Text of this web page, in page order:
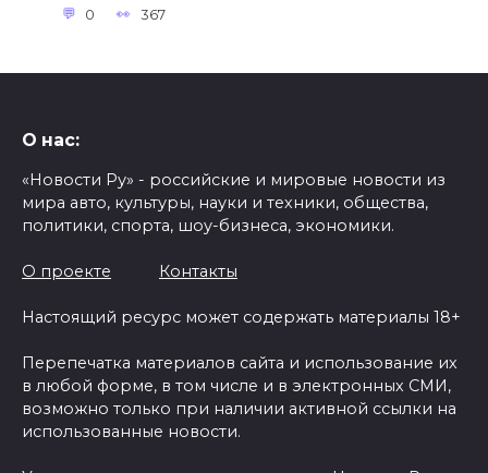
0 367
О нас:
«Новости Ру» - российские и мировые новости из
мира авто, культуры, науки и техники, общества,
политики, спорта, шоу-бизнеса, экономики.
О проекте Контакты
Настоящий ресурс может содержать материалы 18+
Перепечатка материалов сайта и использование их
в любой форме, в том числе и в электронных СМИ,
возможно только при наличии активной ссылки на
использованные новости.